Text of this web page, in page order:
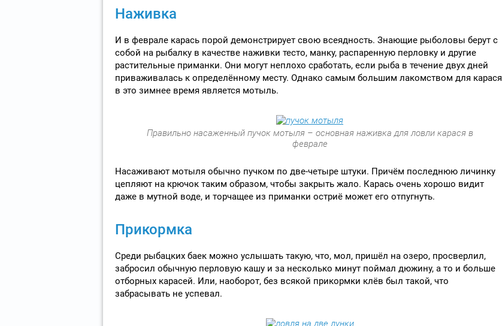
Наживка
И в феврале карась порой демонстрирует свою всеядность. Знающие рыболовы берут с
собой на рыбалку в качестве наживки тесто, манку, распаренную перловку и другие
растительные приманки. Они могут неплохо сработать, если рыба в течение двух дней
приваживалась к определённому месту. Однако самым большим лакомством для карася
в это зимнее время является мотыль.
Правильно насаженный пучок мотыля – основная наживка для ловли карася в
феврале
Насаживают мотыля обычно пучком по две-четыре штуки. Причём последнюю личинку
цепляют на крючок таким образом, чтобы закрыть жало. Карась очень хорошо видит
даже в мутной воде, и торчащее из приманки остриё может его отпугнуть.
Прикормка
Среди рыбацких баек можно услышать такую, что, мол, пришёл на озеро, просверлил,
забросил обычную перловую кашу и за несколько минут поймал дюжину, а то и больше
отборных карасей. Или, наоборот, без всякой прикормки клёв был такой, что
забрасывать не успевал.